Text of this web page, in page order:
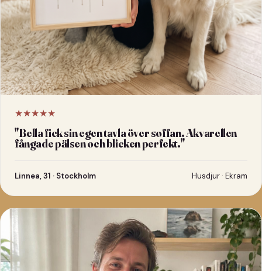
★★★★★
"Bella fick sin egen tavla över soffan. Akvarellen
fångade pälsen och blicken perfekt."
Linnea, 31 · Stockholm Husdjur · Ekram